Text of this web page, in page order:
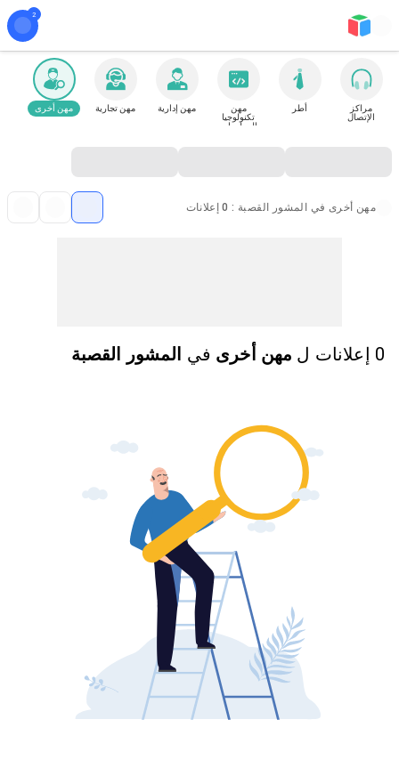
مراكز
الإتصال
أطر
مهن
تكنولوجيا
المعلومات
مهن إدارية مهن تجارية مهن أخرى
مهن أخرى في المشور القصبة : 0 إعلانات
0 إعلانات ل مهن أخرى في المشور القصبة